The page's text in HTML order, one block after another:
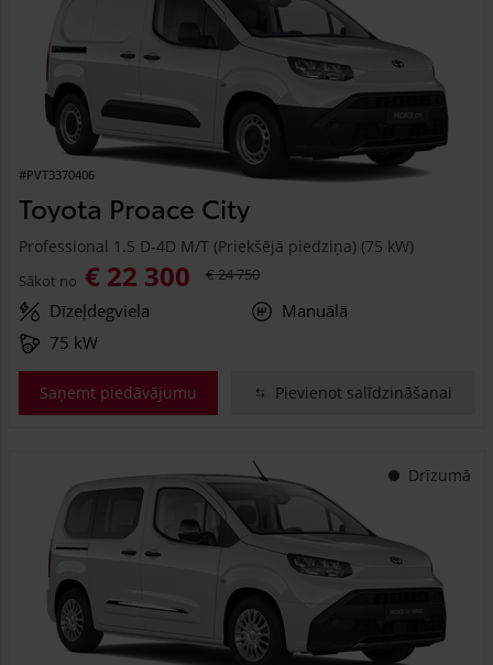
#PVT3370406
Toyota Proace City
Professional 1.5 D-4D M/T (Priekšējā piedziņa) (75 kW)
Sākot no € 22 300 € 24 750
Dīzeļdegviela
Manuālā
75 kW
Saņemt piedāvājumu Pievienot salīdzināšanai
Drīzumā